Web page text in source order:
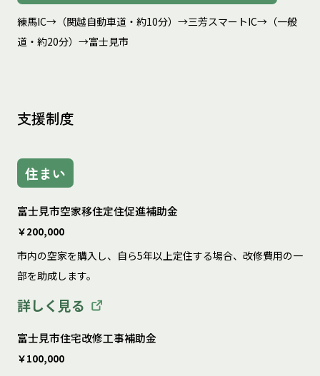
練馬IC→（関越自動車道・約10分）→三芳スマートIC→（一般
道・約20分）→富士見市
支援制度
住まい
富士見市空家移住定住促進補助金
￥200,000
市内の空家を購入し、自ら5年以上定住する場合、改修費用の一
部を助成します。
詳しく見る
富士見市住宅改修工事補助金
￥100,000